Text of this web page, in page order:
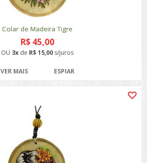
Colar de Madeira Tigre
R$ 45,00
OU 3x de R$ 15,00 s/juros
VER MAIS ESPIAR